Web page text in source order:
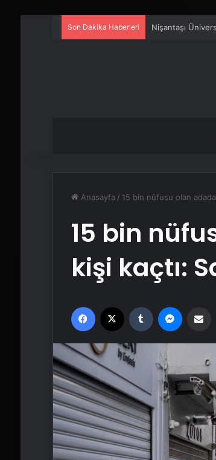
Son Dakika Haberleri Artı Kazan,
Anasayfa / 15 bin nüfusu olan
15 bin
kişi kaçtı:
Facebook Tumblr